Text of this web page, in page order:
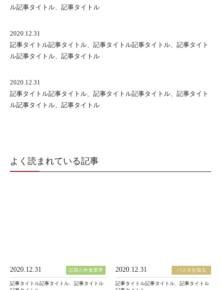
ル記事タイトル、記事タイトル
2020.12.31
記事タイトル記事タイトル、記事タイトル記事タイトル、記事タイト
ル記事タイトル、記事タイトル
2020.12.31
記事タイトル記事タイトル、記事タイトル記事タイトル、記事タイト
ル記事タイトル、記事タイトル
よく読まれている記事
2020.12.31 話題の外食業界
記事タイトル記事タイトル、記事タイトル
2020.12.31 パスタを知る
記事タイトル記事タイトル、記事タイトル